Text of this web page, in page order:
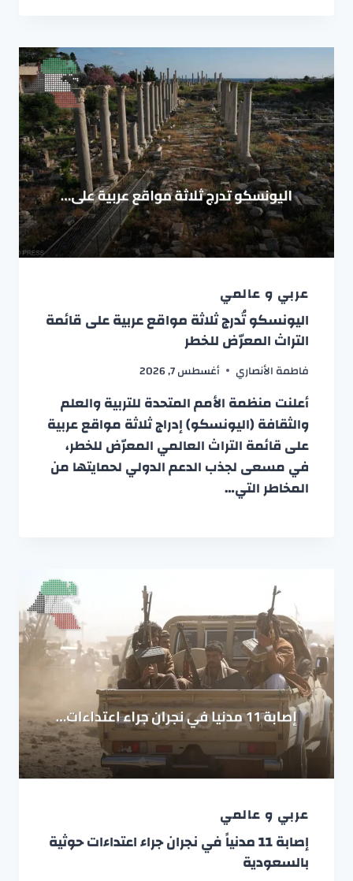
عربي و عالمي
اليونسكو تُدرج ثلاثة مواقع عربية على قائمة
التراث المعرّض للخطر
فاطمة الأنصاري أغسطس 7, 2026
أعلنت منظمة الأمم المتحدة للتربية والعلم
والثقافة (اليونسكو) إدراج ثلاثة مواقع عربية
على قائمة التراث العالمي المعرّض للخطر،
في مسعى لجذب الدعم الدولي لحمايتها من
المخاطر التي…
عربي و عالمي
إصابة 11 مدنياً في نجران جراء اعتداءات حوثية
بالسعودية